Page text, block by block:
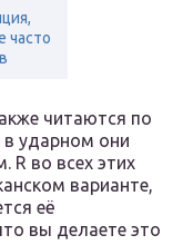
часто
читаются по
в ударном они
R во всех этих
варианте,
её
вы делаете это